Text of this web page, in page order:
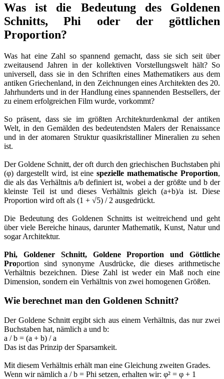
Was ist die Bedeutung des Goldenen
Schnitts, Phi oder der göttlichen
Proportion?
Was hat eine Zahl so spannend gemacht, dass sie sich seit über
zweitausend Jahren in der kollektiven Vorstellungswelt hält? So
universell, dass sie in den Schriften eines Mathematikers aus dem
antiken Griechenland, in den Zeichnungen eines Architekten des 20.
Jahrhunderts und in der Handlung eines spannenden Bestsellers, der
zu einem erfolgreichen Film wurde, vorkommt?
So präsent, dass sie im größten Architekturdenkmal der antiken
Welt, in den Gemälden des bedeutendsten Malers der Renaissance
und in der atomaren Struktur quasikristalliner Mineralien zu sehen
ist.
Der Goldene Schnitt, der oft durch den griechischen Buchstaben phi
(φ) dargestellt wird, ist einespezielle mathematische Proportion,
die als das Verhältnis a/b definiert ist, wobei a der größte und b der
kleinste Teil ist und dieses Verhältnis gleich (a+b)/a ist. Diese
Proportion wird oft als (1 + √5) / 2 ausgedrückt.
Die Bedeutung des Goldenen Schnitts ist weitreichend und geht
über viele Bereiche hinaus, darunter Mathematik, Kunst, Natur und
sogar Architektur.
Phi, Goldener Schnitt, Goldene Proportion und Göttliche
Proportion sind synonyme Ausdrücke, die dieses arithmetische
Verhältnis bezeichnen. Diese Zahl ist weder ein Maß noch eine
Dimension, sondern ein Verhältnis von zwei homogenen Größen.
Wie berechnet man den Goldenen Schnitt?
Der Goldene Schnitt ergibt sich aus einem Verhältnis, das nur zwei
Buchstaben hat, nämlich a und b:
a / b = (a + b) / a
Das ist das Prinzip der Sparsamkeit.
Mit diesem Verhältnis erhält man eine Gleichung zweiten Grades.
Wenn wir nämlich a / b = Phi setzen, erhalten wir: φ² = φ + 1